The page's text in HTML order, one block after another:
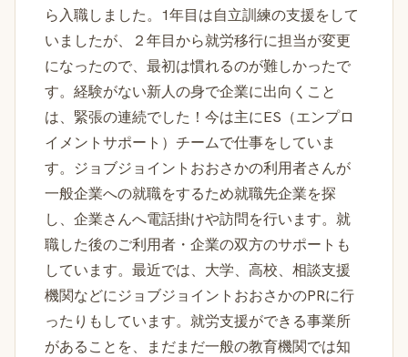
ら入職しました。1年目は自立訓練の支援をして
いましたが、２年目から就労移行に担当が変更
になったので、最初は慣れるのが難しかったで
す。経験がない新人の身で企業に出向くこと
は、緊張の連続でした！今は主にES（エンプロ
イメントサポート）チームで仕事をしていま
す。ジョブジョイントおおさかの利用者さんが
一般企業への就職をするため就職先企業を探
し、企業さんへ電話掛けや訪問を行います。就
職した後のご利用者・企業の双方のサポートも
しています。最近では、大学、高校、相談支援
機関などにジョブジョイントおおさかのPRに行
ったりもしています。就労支援ができる事業所
があることを、まだまだ一般の教育機関では知